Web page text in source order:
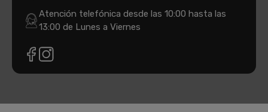
Atención telefónica desde las 10:00 hasta las
13:00 de Lunes a Viernes